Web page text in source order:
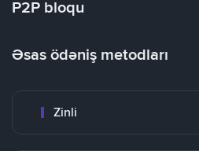
P2P bloqu
Əsas ödəniş metodları
Zinli